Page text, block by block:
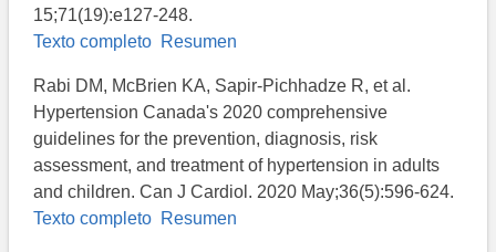
15;71(19):e127-248.
Texto completo Resumen
Rabi DM, McBrien KA, Sapir-Pichhadze R, et al.
Hypertension Canada's 2020 comprehensive
guidelines for the prevention, diagnosis, risk
assessment, and treatment of hypertension in adults
and children. Can J Cardiol. 2020 May;36(5):596-624.
Texto completo Resumen